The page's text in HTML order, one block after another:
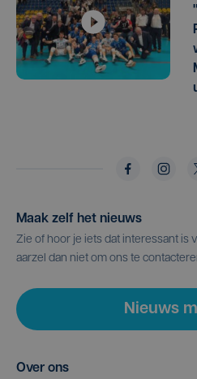
Maak zelf het nieuws
Zie of hoor je iets dat interessant is
aarzel dan niet om ons te
Nieuws
Over ons